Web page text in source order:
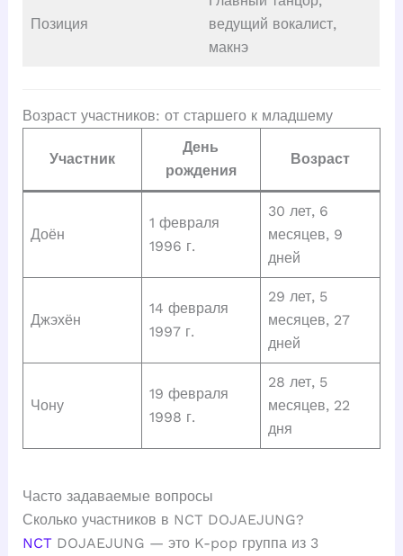
Позиция
ведущий вокалист,
макнэ
Возраст участников: от старшего к младшему
Участник
День
рождения
Возраст
Доён
1 февраля
1996 г.
30 лет, 6
месяцев, 9
дней
Джэхён
14 февраля
1997 г.
29 лет, 5
месяцев, 27
дней
Чону
19 февраля
1998 г.
28 лет, 5
месяцев, 22
дня
Часто задаваемые вопросы
Сколько участников в NCT DOJAEJUNG?
NCTDOJAEJUNG — это K-pop группа из 3